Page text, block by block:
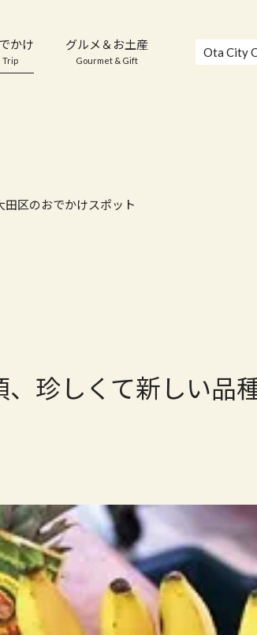
かけ
Trip
グルメ＆お土産
Gourmet & Gift
Ota City
田区のおでかけスポット
珍しくて新しい品